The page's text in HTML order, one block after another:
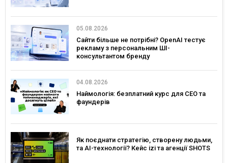
05.08.2026
Сайти більше не потрібні? OpenAI тестує
рекламу з персональним ШІ-
консультантом бренду
04.08.2026
Наймологія: безплатний курс для CEO та
фаундерів
Як поєднати стратегію, створену людьми,
та AI-технології? Кейс izi та агенції SHOTS